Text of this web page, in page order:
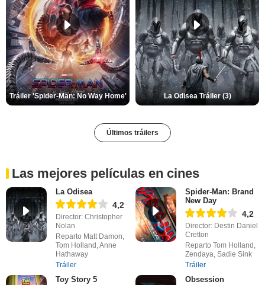
Tráiler 'Spider-Man: No Way Home' La Odisea Tráiler (3)
Últimos tráilers
Las mejores películas en cines
La Odisea
4,2
Director: Christopher
Nolan
Reparto Matt Damon,
Tom Holland, Anne
Hathaway
Tráiler
Spider-Man: Brand
New Day
4,2
Director: Destin Daniel
Cretton
Reparto Tom Holland,
Zendaya, Sadie Sink
Tráiler
Toy Story 5 Obsession